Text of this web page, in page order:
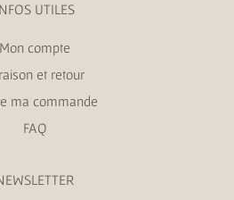
UTILES
Mon compte
et retour
ma commande
FAQ